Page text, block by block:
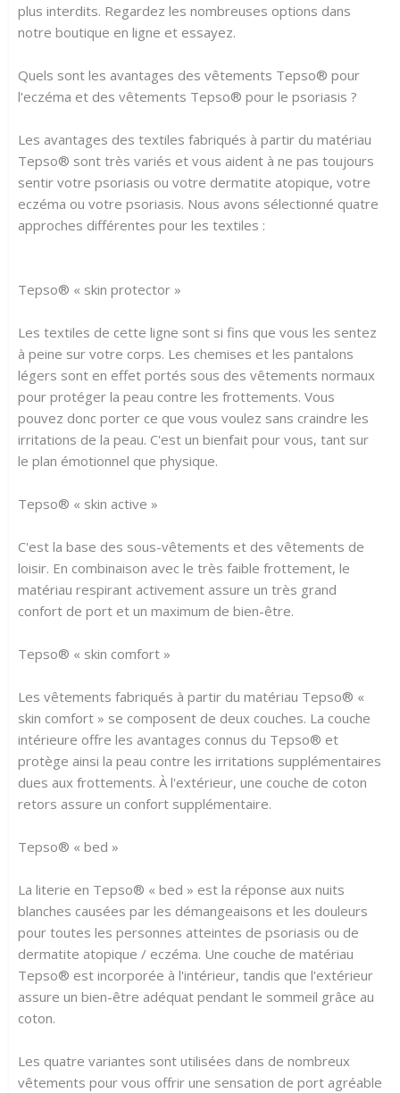
plus interdits. Regardez les nombreuses options dans
notre boutique en ligne et essayez.
Quels sont les avantages des vêtements Tepso® pour
l'eczéma et des vêtements Tepso® pour le psoriasis ?
Les avantages des textiles fabriqués à partir du matériau
Tepso® sont très variés et vous aident à ne pas toujours
sentir votre psoriasis ou votre dermatite atopique, votre
eczéma ou votre psoriasis. Nous avons sélectionné quatre
approches différentes pour les textiles :
Tepso® « skin protector »
Les textiles de cette ligne sont si fins que vous les sentez
à peine sur votre corps. Les chemises et les pantalons
légers sont en effet portés sous des vêtements normaux
pour protéger la peau contre les frottements. Vous
pouvez donc porter ce que vous voulez sans craindre les
irritations de la peau. C'est un bienfait pour vous, tant sur
le plan émotionnel que physique.
Tepso® « skin active »
C'est la base des sous-vêtements et des vêtements de
loisir. En combinaison avec le très faible frottement, le
matériau respirant activement assure un très grand
confort de port et un maximum de bien-être.
Tepso® « skin comfort »
Les vêtements fabriqués à partir du matériau Tepso® «
skin comfort » se composent de deux couches. La couche
intérieure offre les avantages connus du Tepso® et
protège ainsi la peau contre les irritations supplémentaires
dues aux frottements. À l'extérieur, une couche de coton
retors assure un confort supplémentaire.
Tepso® « bed »
La literie en Tepso® « bed » est la réponse aux nuits
blanches causées par les démangeaisons et les douleurs
pour toutes les personnes atteintes de psoriasis ou de
dermatite atopique / eczéma. Une couche de matériau
Tepso® est incorporée à l'intérieur, tandis que l'extérieur
assure un bien-être adéquat pendant le sommeil grâce au
coton.
Les quatre variantes sont utilisées dans de nombreux
vêtements pour vous offrir une sensation de port agréable